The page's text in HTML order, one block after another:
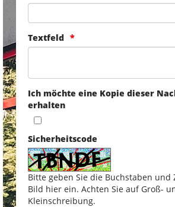
Textfeld
Ich möchte eine Kopie dieser
erhalten
Sicherheitscode
Bitte geben Sie die Buchstaben und
Bild hier ein. Achten Sie auf Groß-
Kleinschreibung.